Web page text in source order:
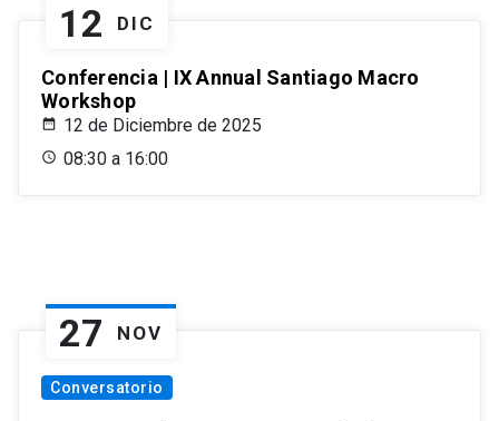
12 DIC
Conferencia | IX Annual Santiago Macro
Workshop
12 de Diciembre de 2025
08:30 a 16:00
27 NOV
Conversatorio